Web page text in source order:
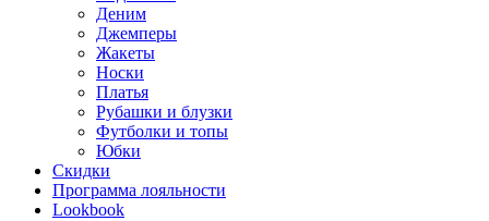
Деним
Джемперы
Жакеты
Носки
Платья
Рубашки и блузки
Футболки и топы
Юбки
Скидки
Программа лояльности
Lookbook